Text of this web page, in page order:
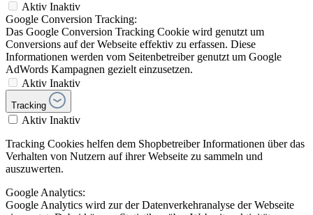
Aktiv Inaktiv
Google Conversion Tracking:
Das Google Conversion Tracking Cookie wird genutzt um
Conversions auf der Webseite effektiv zu erfassen. Diese
Informationen werden vom Seitenbetreiber genutzt um Google
AdWords Kampagnen gezielt einzusetzen.
Aktiv Inaktiv
Tracking
Aktiv Inaktiv
Tracking Cookies helfen dem Shopbetreiber Informationen über das
Verhalten von Nutzern auf ihrer Webseite zu sammeln und
auszuwerten.
Google Analytics:
Google Analytics wird zur der Datenverkehranalyse der Webseite